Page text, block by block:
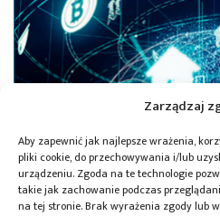
Zarządzaj
Aby zapewnić jak najlepsze wrażenia,
pliki cookie, do przechowywania i/lub
urządzeniu. Zgoda na te technologie
takie jak zachowanie podczas
na tej stronie. Brak wyrażenia zgody lub